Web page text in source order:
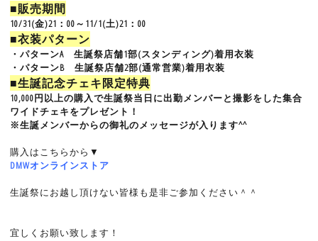
■販売期間
10/31(金)21：00～11/1(土)21：00
■衣装パターン
・パターンA 生誕祭店舗1部(スタンディング)着用衣装
・パターンB 生誕祭店舗2部(通常営業)着用衣装
■生誕記念チェキ限定特典
10,000円以上の購入で生誕祭当日に出勤メンバーと撮影をした集合
ワイドチェキをプレゼント！
※生誕メンバーからの御礼のメッセージが入ります^^
購入はこちらから▼
DMWオンラインストア
生誕祭にお越し頂けない皆様も是非ご参加ください＾＾
宜しくお願い致します！